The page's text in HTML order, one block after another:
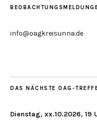
info@oagkreisunna.de
DAS NÄCHSTE OAG-
Dienstag, xx.10.2026, 19